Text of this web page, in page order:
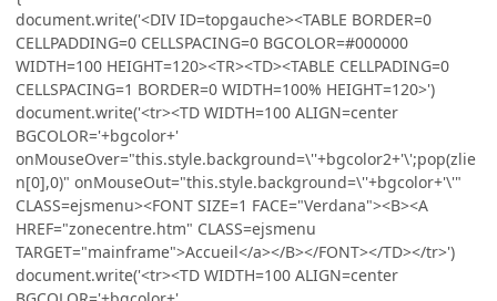
document.write('<DIV ID=topgauche><TABLE BORDER=0
CELLPADDING=0 CELLSPACING=0 BGCOLOR=#000000
WIDTH=100 HEIGHT=120><TR><TD><TABLE CELLPADING=0
CELLSPACING=1 BORDER=0 WIDTH=100% HEIGHT=120>')
document.write('<tr><TD WIDTH=100 ALIGN=center
BGCOLOR='+bgcolor+'
onMouseOver="this.style.background=\''+bgcolor2+'\';pop(zlie
n[0],0)" onMouseOut="this.style.background=\''+bgcolor+'\'"
CLASS=ejsmenu><FONT SIZE=1 FACE="Verdana"><B><A
HREF="zonecentre.htm" CLASS=ejsmenu
TARGET="mainframe">Accueil</a></B></FONT></TD></tr>')
document.write('<tr><TD WIDTH=100 ALIGN=center